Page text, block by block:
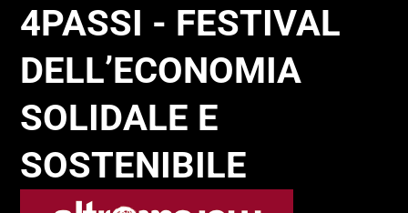
4PASSI - FESTIVAL
DELL’ECONOMIA
SOLIDALE E
SOSTENIBILE